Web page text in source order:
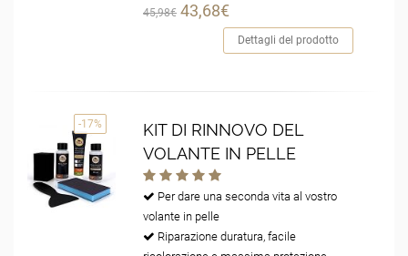
45,98€ 43,68€
Dettagli del prodotto
-17%
KIT DI RINNOVO DEL
VOLANTE IN PELLE
Per dare una seconda vita al vostro
volante in pelle
Riparazione duratura, facile